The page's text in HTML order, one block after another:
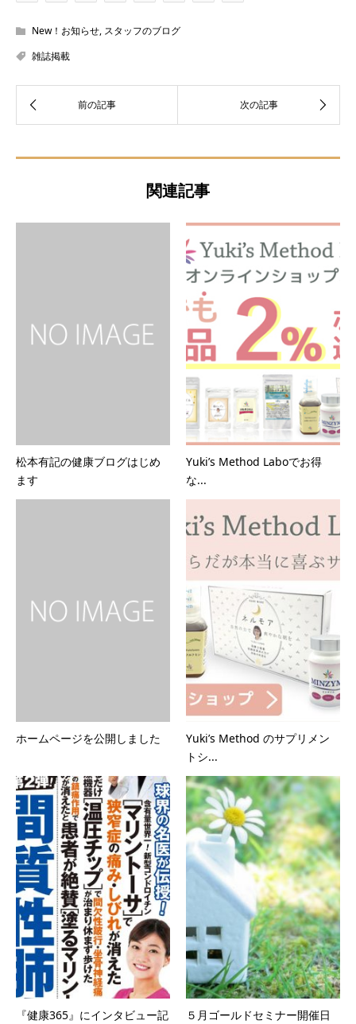
New！お知らせ, スタッフのブログ
雑誌掲載
関連記事
松本有記の健康ブログはじめ
ます
Yuki’s Method Laboでお得
な...
ホームページを公開しました
Yuki’s Method のサプリメン
トシ...
『健康365』にインタビュー記
５月ゴールドセミナー開催日